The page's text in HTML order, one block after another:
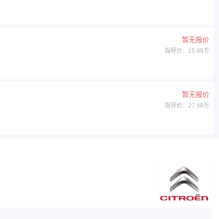
暂无报价
指导价：25.98万
暂无报价
指导价：27.98万